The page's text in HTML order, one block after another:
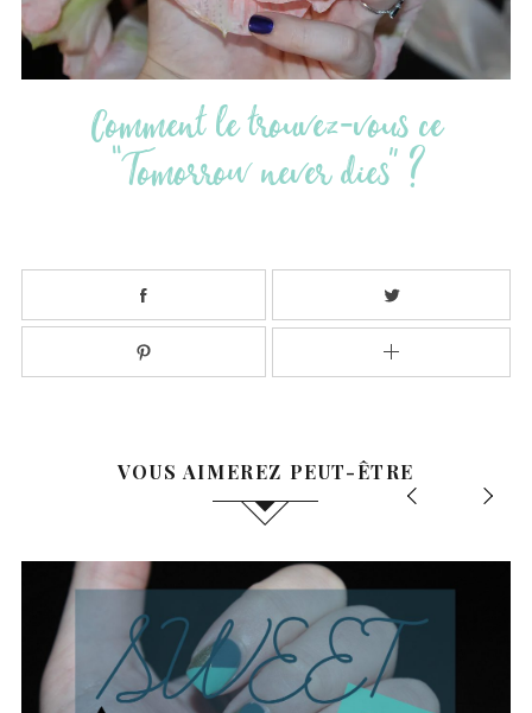
Comment le trouvez-vous ce
“Tomorrow never dies” ?
VOUS AIMEREZ PEUT-ÊTRE